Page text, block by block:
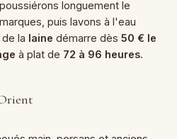
longuement le
puis lavons à l'eau
la laine démarre dès 50 € le
à plat de 72 à 96 heures.